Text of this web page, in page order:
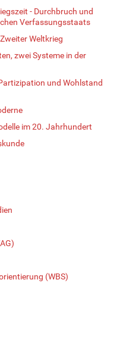
- Durchbruch und
Verfassungsstaats
Weltkrieg
zwei Systeme in der
und Wohlstand
im 20. Jahrhundert
(WBS)